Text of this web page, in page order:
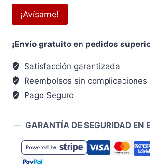
y
cuanto
producto
vuelva
a
disponible.
¡Avísame!
¡Envío gratuito en pedidos
Satisfacción garantizada
Reembolsos sin complicaciones
Pago Seguro
GARANTÍA DE SEGURIDAD EN